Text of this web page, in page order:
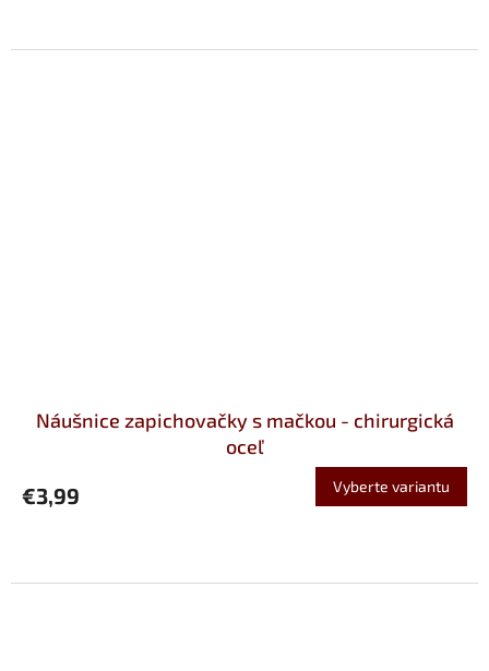
Náušnice zapichovačky s mačkou - chirurgická
oceľ
€3,99 Vyberte variantu